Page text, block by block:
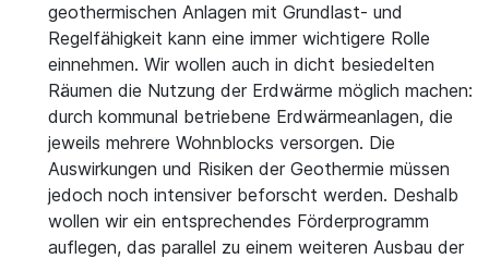
geothermischen Anlagen mit Grundlast- und
Regelfähigkeit kann eine immer wichtigere Rolle
einnehmen. Wir wollen auch in dicht besiedelten
Räumen die Nutzung der Erdwärme möglich machen:
durch kommunal betriebene Erdwärmeanlagen, die
jeweils mehrere Wohnblocks versorgen. Die
Auswirkungen und Risiken der Geothermie müssen
jedoch noch intensiver beforscht werden. Deshalb
wollen wir ein entsprechendes Förderprogramm
auflegen, das parallel zu einem weiteren Ausbau der